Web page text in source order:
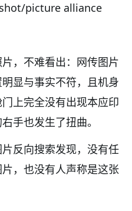
picture alliance
，不难看出：网传图片
显与事实不符，且机身
上完全没有出现本应印
手也发生了扭曲。
反向搜索发现，没有任
，也没有人声称是这张